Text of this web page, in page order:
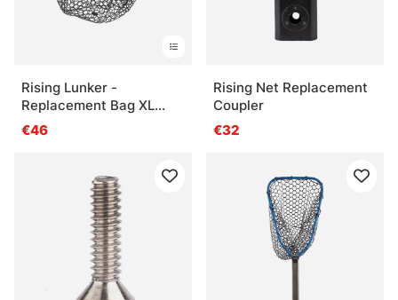
Rising Lunker -
Replacement Bag XL
56cm deep
€46
Rising Net Replacement
Coupler
€32